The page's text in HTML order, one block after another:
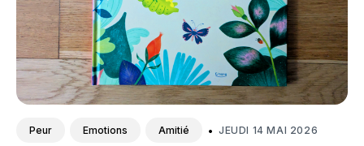
Peur Emotions Amitié • JEUDI 14 MAI 2026